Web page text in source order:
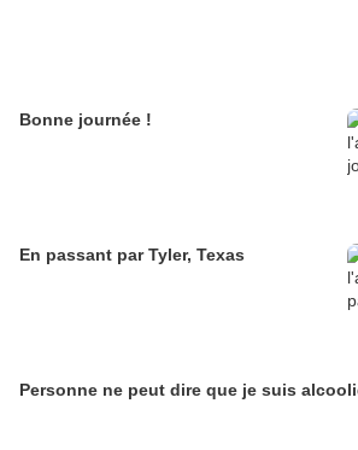
Bonne journée !
En passant par Tyler, Texas
Personne ne peut dire que je suis